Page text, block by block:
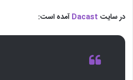
در سایت Dacast آمده است: